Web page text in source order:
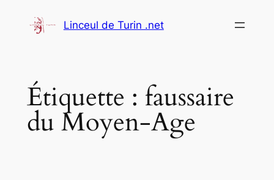
Linceul de Turin .net
Étiquette : faussaire
du Moyen-Age